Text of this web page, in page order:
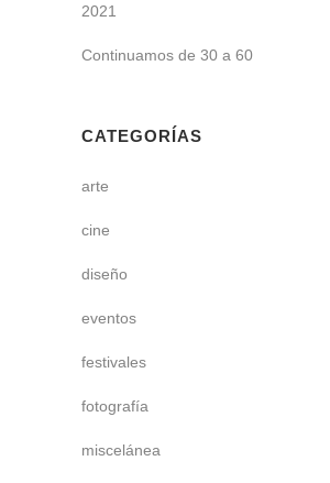
2021
Continuamos de 30 a 60
CATEGORÍAS
arte
cine
diseño
eventos
festivales
fotografía
miscelánea